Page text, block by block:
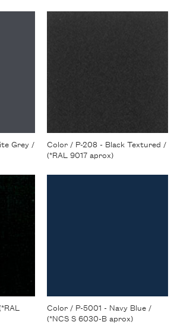
Grey /
Color / P-208 - Black Textured /
(*RAL 9017 aprox)
Color / P-5001 - Navy Blue /
(*NCS S 6030-B aprox)